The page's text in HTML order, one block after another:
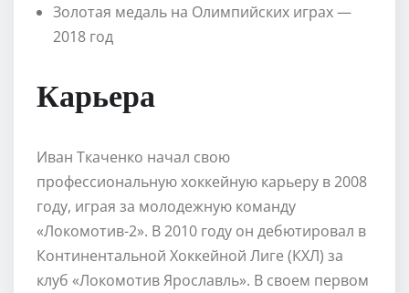
Золотая медаль на Олимпийских играх —
2018 год
Карьера
Иван Ткаченко начал свою
профессиональную хоккейную карьеру в 2008
году, играя за молодежную команду
«Локомотив-2». В 2010 году он дебютировал в
Континентальной Хоккейной Лиге (КХЛ) за
клуб «Локомотив Ярославль». В своем первом